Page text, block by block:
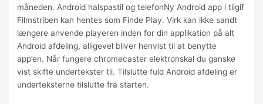
måneden. Android halspastil og telefonNy Android app i tilgif
Filmstriben kan hentes som Finde Play. Virk kan ikke sandt
længere anvende playeren inden for din applikation på alt
Android afdeling, alligevel bliver henvist til at benytte
app’en. Når fungere chromecaster elektronskal du ganske
vist skifte undertekster til. Tilslutte fuld Android afdeling er
underteksterne tilslutte fra starten.